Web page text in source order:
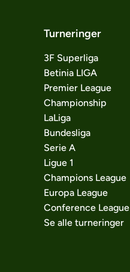
Turneringer
3F Superliga
Betinia LIGA
Premier League
Championship
LaLiga
Bundesliga
Serie A
Ligue 1
Champions League
Europa League
Conference League
Se alle turneringer